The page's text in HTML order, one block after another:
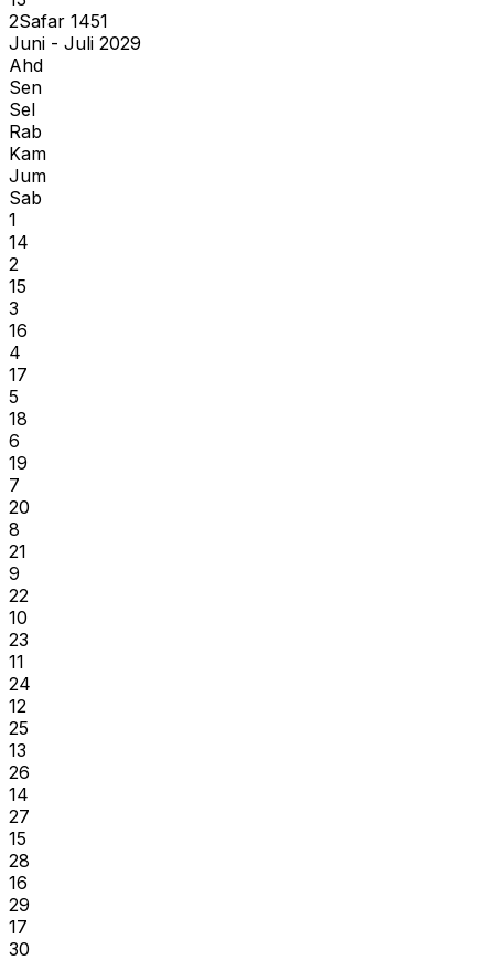
2Safar 1451
Juni - Juli 2029
Ahd
Sen
Sel
Rab
Kam
Jum
Sab
1
14
2
15
3
16
4
17
5
18
6
19
7
20
8
21
9
22
10
23
11
24
12
25
13
26
14
27
15
28
16
29
17
30